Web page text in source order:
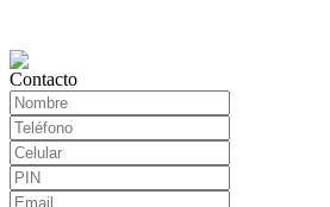
Contacto